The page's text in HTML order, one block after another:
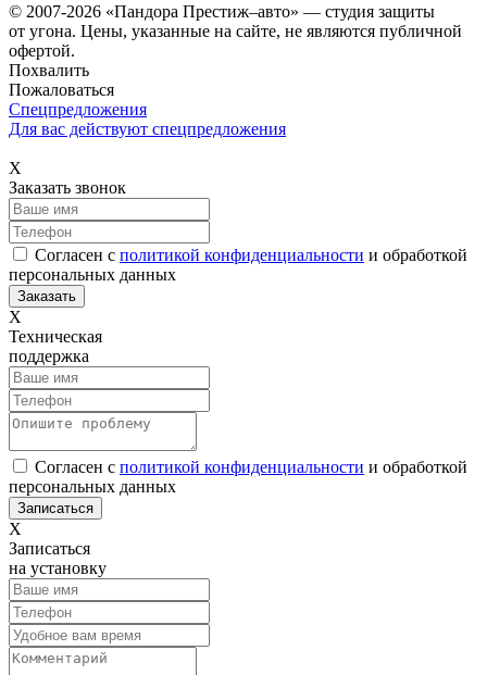
© 2007-2026 «Пандора Престиж–авто» — студия защиты
от угона. Цены, указанные на сайте, не являются публичной
офертой.
Похвалить
Пожаловаться
Спецпредложения
Для вас действуют спецпредложения
Х
Заказать звонок
Согласен с политикой конфиденциальности и обработкой
персональных данных
Х
Техническая
поддержка
Согласен с политикой конфиденциальности и обработкой
персональных данных
Х
Записаться
на установку